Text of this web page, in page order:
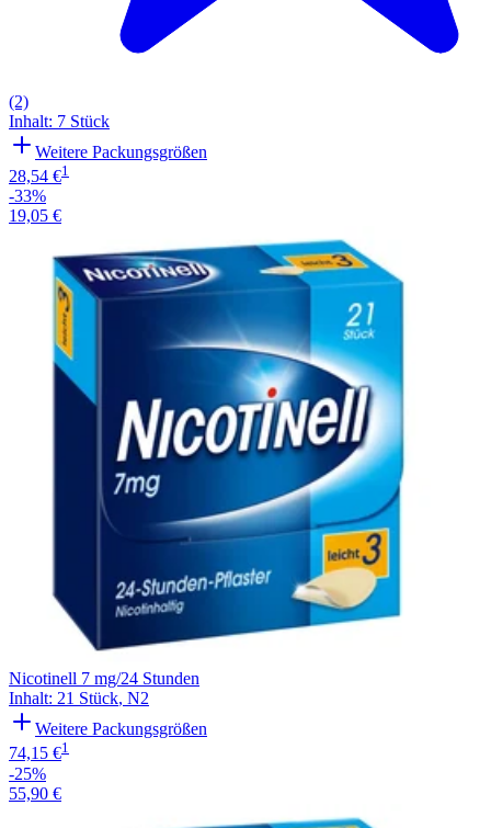
(2)
Inhalt: 7 Stück
Weitere Packungsgrößen
28,54 €1
-33%
19,05 €
Nicotinell 7 mg/24 Stunden
Inhalt: 21 Stück, N2
Weitere Packungsgrößen
74,15 €1
-25%
55,90 €